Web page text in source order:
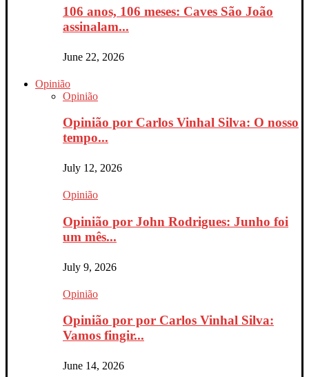
106 anos, 106 meses: Caves São João
assinalam...
June 22, 2026
Opinião
Opinião
Opinião por Carlos Vinhal Silva: O nosso
tempo...
July 12, 2026
Opinião
Opinião por John Rodrigues: Junho foi
um mês...
July 9, 2026
Opinião
Opinião por por Carlos Vinhal Silva:
Vamos fingir...
June 14, 2026